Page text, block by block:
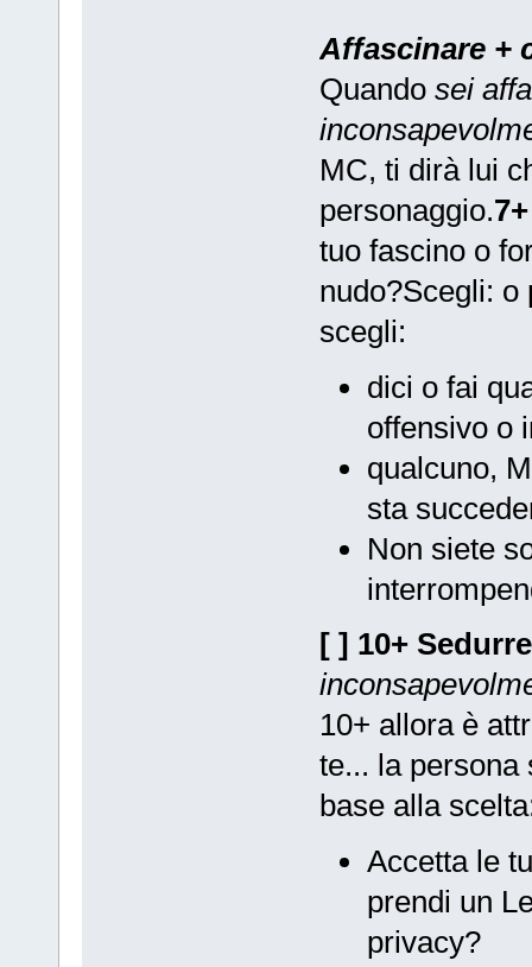
Affascinare +
Quando sei
MC, ti dirà lui
personaggio.7+
tuo fascino o
nudo?Scegli: o
scegli:
dici o fai
offensivo o
qualcuno,
sta
Non siete
[ ] 10+
10+ allora è
te... la persona
base alla
Accetta le
prendi un
privacy?